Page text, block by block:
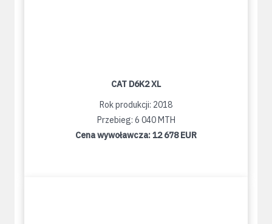
CAT D6K2 XL
Rok produkcji: 2018
Przebieg: 6 040 MTH
Cena wywoławcza:12 678 EUR